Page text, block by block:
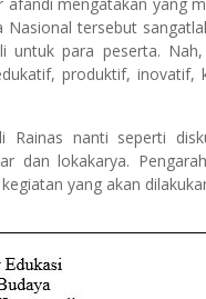
mengatakan yang
tersebut
untuk para peserta.
produktif,
nanti seperti
dan lokakarya.
yang akan